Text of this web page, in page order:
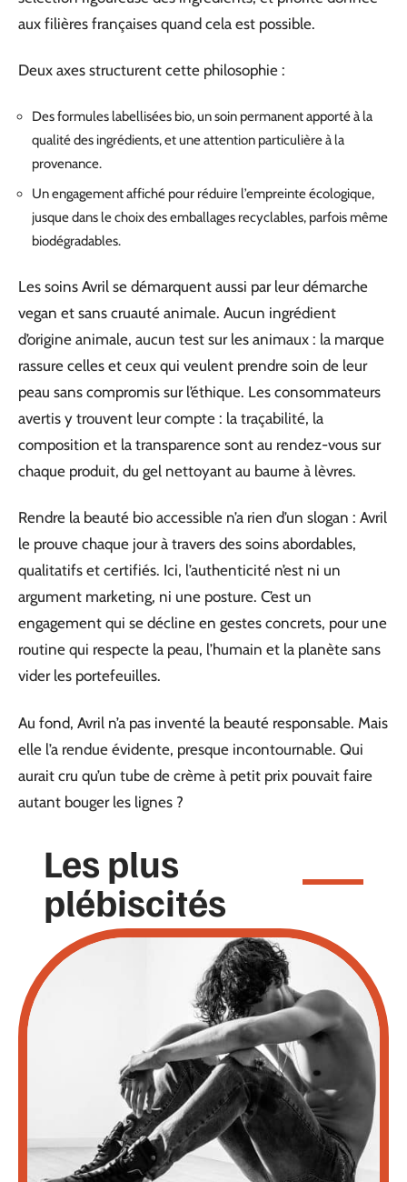
aux filières françaises quand cela est possible.
Deux axes structurent cette philosophie :
Des formules labellisées bio, un soin permanent apporté à la
qualité des ingrédients, et une attention particulière à la
provenance.
Un engagement affiché pour réduire l’empreinte écologique,
jusque dans le choix des emballages recyclables, parfois même
biodégradables.
Les soins Avril se démarquent aussi par leur démarche
vegan et sans cruauté animale. Aucun ingrédient
d’origine animale, aucun test sur les animaux : la marque
rassure celles et ceux qui veulent prendre soin de leur
peau sans compromis sur l’éthique. Les consommateurs
avertis y trouvent leur compte : la traçabilité, la
composition et la transparence sont au rendez-vous sur
chaque produit, du gel nettoyant au baume à lèvres.
Rendre la beauté bio accessible n’a rien d’un slogan : Avril
le prouve chaque jour à travers des soins abordables,
qualitatifs et certifiés. Ici, l’authenticité n’est ni un
argument marketing, ni une posture. C’est un
engagement qui se décline en gestes concrets, pour une
routine qui respecte la peau, l’humain et la planète sans
vider les portefeuilles.
Au fond, Avril n’a pas inventé la beauté responsable. Mais
elle l’a rendue évidente, presque incontournable. Qui
aurait cru qu’un tube de crème à petit prix pouvait faire
autant bouger les lignes ?
Les plus
plébiscités